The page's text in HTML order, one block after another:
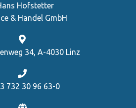
Hofstetter
& Handel GmbH
34, A-4030 Linz
732 30 96 63-0